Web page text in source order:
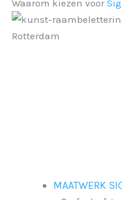
Waarom kiezen voor
MAATWERK